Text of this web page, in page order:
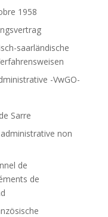
1958
saarländische
-VwGO-
Sarre
non
de
de